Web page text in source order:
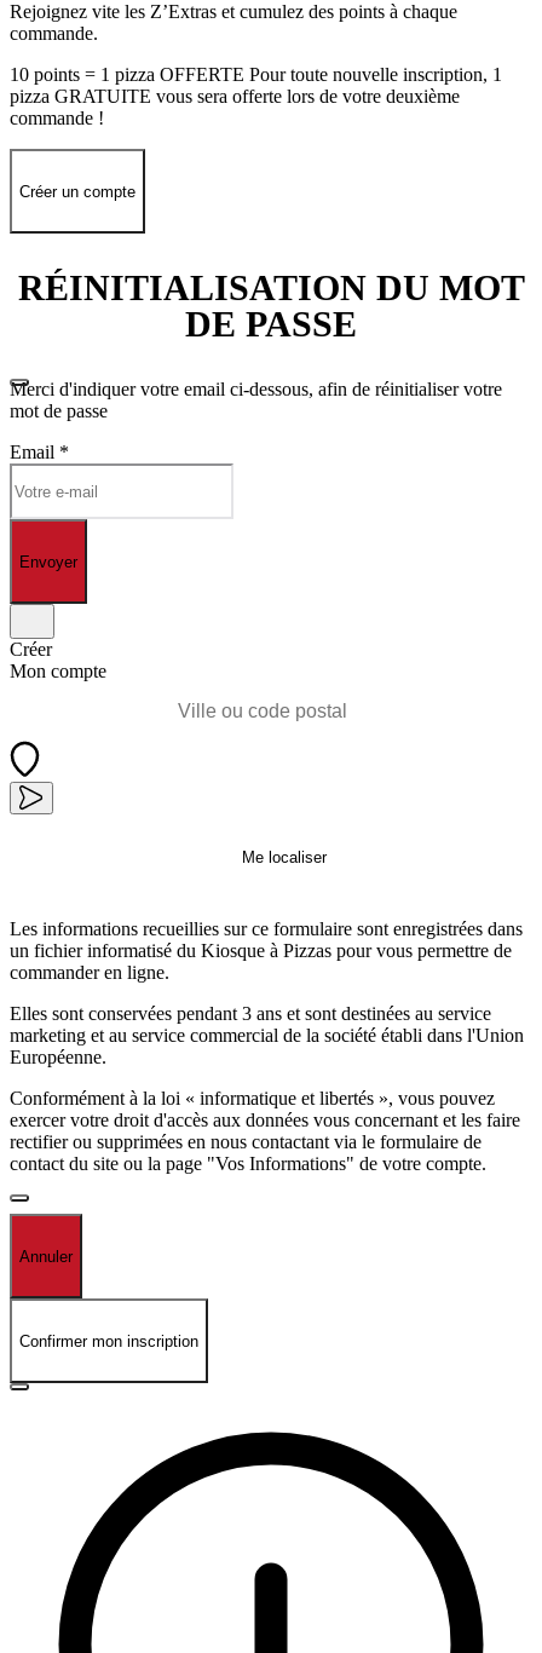
Rejoignez vite les Z’Extras et cumulez des points à chaque
commande.
10 points = 1 pizza OFFERTE Pour toute nouvelle inscription, 1
pizza GRATUITE vous sera offerte lors de votre deuxième
commande !
Créer un compte
RÉINITIALISATION DU MOT
DE PASSE
Merci d'indiquer votre email ci-dessous, afin de réinitialiser votre
mot de passe
Email *
Envoyer
Créer
Mon compte
Me localiser
Les informations recueillies sur ce formulaire sont enregistrées dans
un fichier informatisé du Kiosque à Pizzas pour vous permettre de
commander en ligne.
Elles sont conservées pendant 3 ans et sont destinées au service
marketing et au service commercial de la société établi dans l'Union
Européenne.
Conformément à la loi « informatique et libertés », vous pouvez
exercer votre droit d'accès aux données vous concernant et les faire
rectifier ou supprimées en nous contactant via le formulaire de
contact du site ou la page "Vos Informations" de votre compte.
Annuler
Confirmer mon inscription